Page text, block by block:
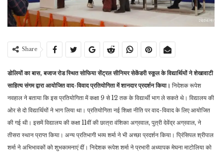
Share
डोलियों का बास, बजाज रोड स्थित सोफिया सेंट्रल सीनियर सेकेंडरी स्कूल के विद्यार्थियों ने शेखावाटी
साहित्य संगम द्वारा आयोजित वाद-विवाद प्रतियोगिता में शानदार प्रदर्शन किया। निदेशक रूपेश
नवहाल ने बताया कि इस प्रतियोगिता में कक्षा 9 से 12 तक के विद्यार्थी भाग ले सकते थे। विद्यालय की
ओर से दो विद्यार्थियों ने भाग लिया था। प्रतियोगिता नई शिक्षा नीति पर वाद-विवाद के लिए आयोजित
की गई थी। इसमें विद्यालय की कक्षा 11वीं की छात्रा वंशिका अग्रवाल, पुत्री देवेंद्र अग्रवाल, ने
तीसरा स्थान प्राप्त किया। अन्य प्रतिभागी भव्य शर्मा ने भी अच्छा प्रदर्शन किया। प्रिंसिपल श्रीपाल
शर्मा ने अभिभावकों को शुभकामनाएं दीं। निदेशक रूपेश शर्मा ने प्रभारी अध्यापक मेघना माटोलिया को